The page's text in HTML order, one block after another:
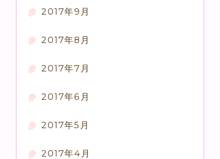
2017年9月
2017年8月
2017年7月
2017年6月
2017年5月
2017年4月